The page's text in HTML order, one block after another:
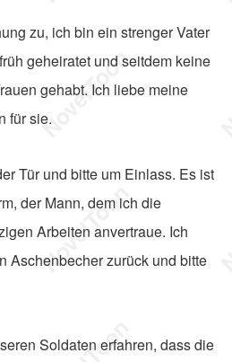
zu, ich bin ein strenger Vater
geheiratet und seitdem keine
gehabt. Ich liebe meine
für sie.
Tür und bitte um Einlass. Es ist
der Mann, dem ich die
Arbeiten anvertraue. Ich
Aschenbecher zurück und bitte
Soldaten erfahren, dass die